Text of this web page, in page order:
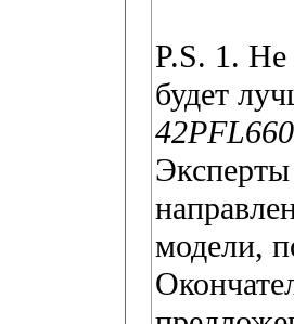
P.S. 1. Не
будет
модели,